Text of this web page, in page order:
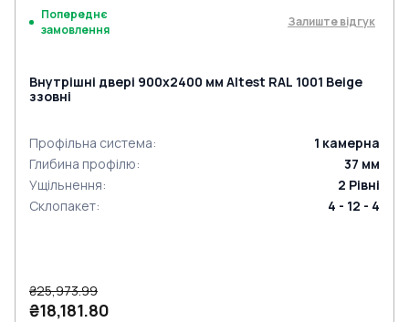
Попереднє
замовлення
Залиште відгук
Внутрішні двері 900x2400 мм Altest RAL 1001 Beige
ззовні
Профільна система: 1 камерна
Глибина профілю: 37 мм
Ущільнення: 2 Рівні
Склопакет: 4 - 12 - 4
₴25,973.99
₴18,181.80